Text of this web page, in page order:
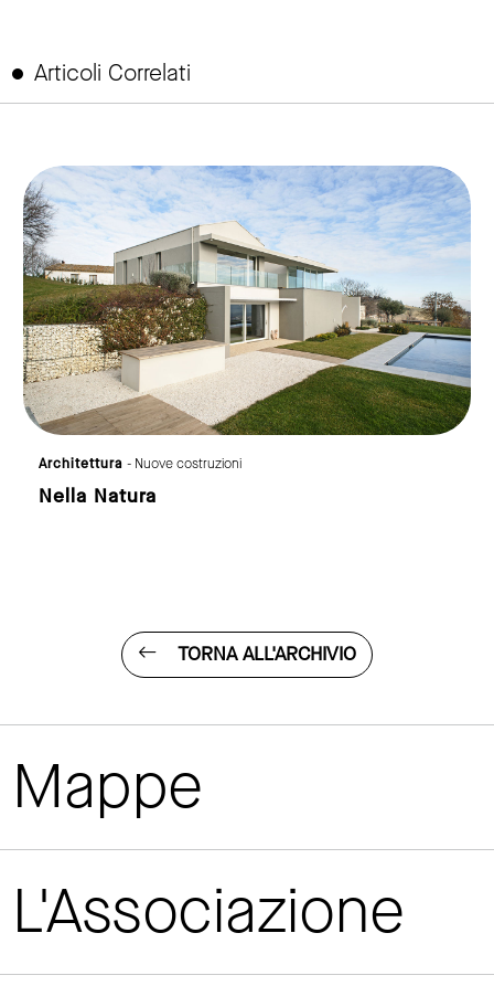
Articoli Correlati
Architettura - Nuove costruzioni
Nella Natura
link to page
TORNA ALL'ARCHIVIO
Mappe
L'Associazione